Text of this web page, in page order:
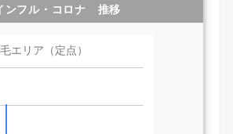
ンフル・コロナ 推移